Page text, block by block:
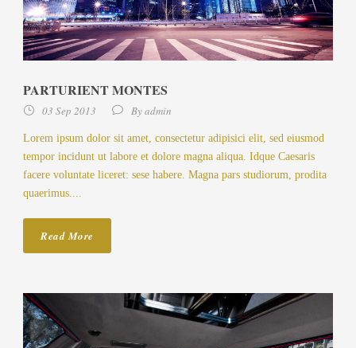
PARTURIENT MONTES
03 Sep 2013 Byadmin
Lorem ipsum dolor sit amet, consectetur adipisici elit, sed eiusmod
tempor incidunt ut labore et dolore magna aliqua. Idque Caesaris
facere voluntate liceret: sese habere. Magna pars studiorum, prodita
quaerimus....
Read More